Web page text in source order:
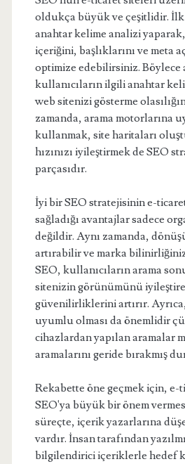
oldukça büyük ve çeşitlidir.
anahtar kelime analizi
içeriğini, başlıklarını ve meta
optimize edebilirsiniz. Böylece
kullanıcıların ilgili anahtar
web sitenizi gösterme
zamanda, arama motorlarına
kullanmak, site haritaları
hızınızı iyileştirmek de SEO
parçasıdır.
İyi bir SEO stratejisinin e-
sağladığı avantajlar sadece
değildir. Aynı zamanda,
artırabilir ve marka
SEO, kullanıcıların arama
sitenizin görünümünü
güvenilirliklerini artırır.
uyumlu olması da önemlidir
cihazlardan yapılan aramalar
aramalarını geride bırakmış
Rekabette öne geçmek için,
SEO'ya büyük bir önem
süreçte, içerik yazarlarına
vardır. İnsan tarafından
bilgilendirici içeriklerle hedef